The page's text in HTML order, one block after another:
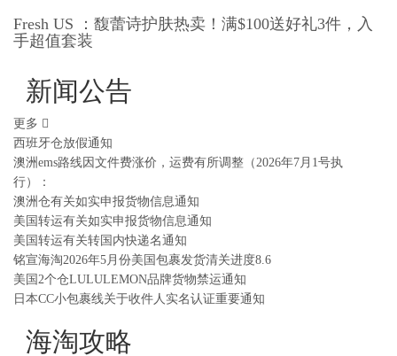
Fresh US ：馥蕾诗护肤热卖！满$100送好礼3件，入
手超值套装
新闻公告
更多
西班牙仓放假通知
澳洲ems路线因文件费涨价，运费有所调整（2026年7月1号执
行）：
澳洲仓有关如实申报货物信息通知
美国转运有关如实申报货物信息通知
美国转运有关转国内快递名通知
铭宣海淘2026年5月份美国包裹发货清关进度8.6
美国2个仓LULULEMON品牌货物禁运通知
日本CC小包裹线关于收件人实名认证重要通知
海淘攻略